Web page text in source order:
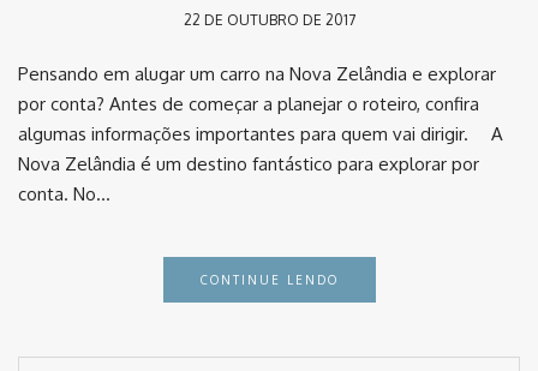
22 DE OUTUBRO DE 2017
Pensando em alugar um carro na Nova Zelândia e explorar
por conta? Antes de começar a planejar o roteiro, confira
algumas informações importantes para quem vai dirigir. ⠀ A
Nova Zelândia é um destino fantástico para explorar por
conta. No…
CONTINUE LENDO